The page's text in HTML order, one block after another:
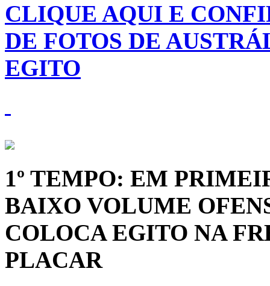
CLIQUE AQUI E
DE FOTOS DE
EGITO
1º TEMPO: EM
BAIXO VOLUME
COLOCA EGITO NA
PLACAR